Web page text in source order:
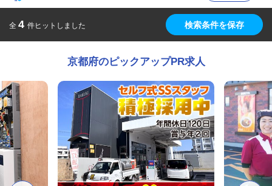
全 4 件ヒットしました 検索条件を保存
京都府のピックアップPR求人